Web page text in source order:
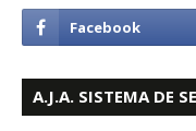
A.J.A. SISTEMA DE